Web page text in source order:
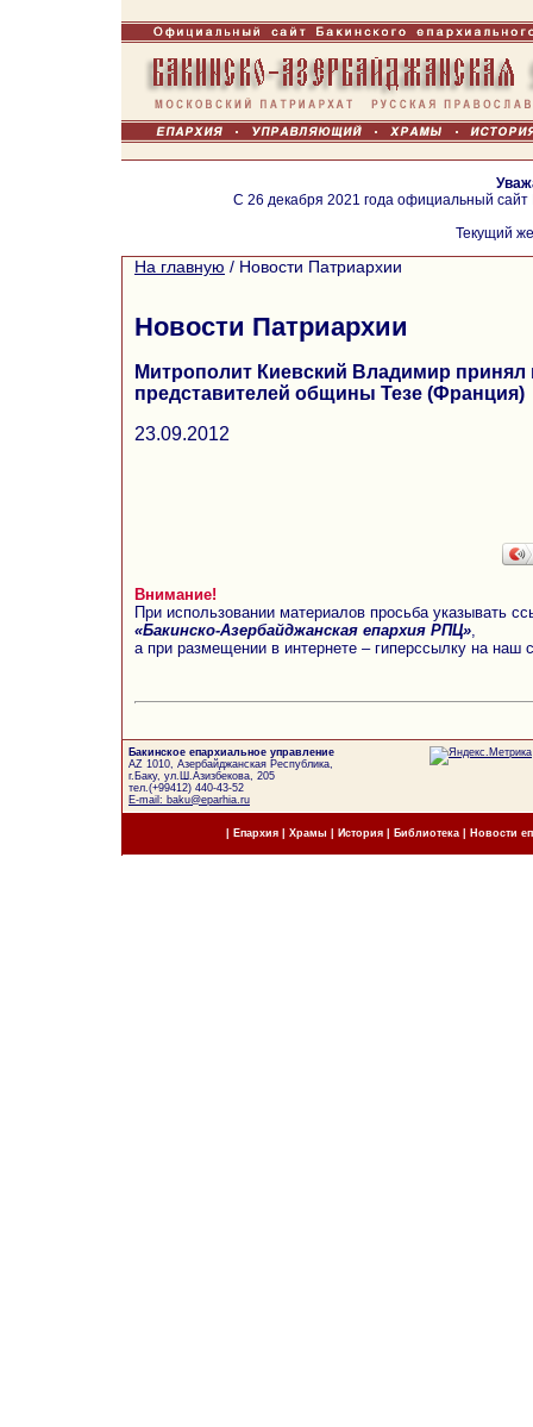
С 26 декабря 2021 года официальный
Текущий
На главную / Новости Патриархии
Новости Патриархии
Митрополит Киевский Владимир принял
представителей общины Тезе (Франция)
23.09.2012
Внимание!
При использовании материалов просьба указывать
«Бакинско-Азербайджанская епархия РПЦ»
а при размещении в интернете – гиперссылку на наш
Бакинское епархиальное управление
AZ 1010, Азербайджанская Республика,
г.Баку, ул.Ш.Азизбекова, 205
тел.(+99412) 440-43-52
E-mail: baku@eparhia.ru
Епархия| Храмы История| Библиотека Новости